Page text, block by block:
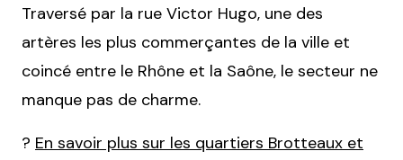
Traversé par la rue Victor Hugo, une des
artères les plus commerçantes de la ville et
coincé entre le Rhône et la Saône, le secteur ne
manque pas de charme.
? En savoir plus sur les quartiers Brotteaux et